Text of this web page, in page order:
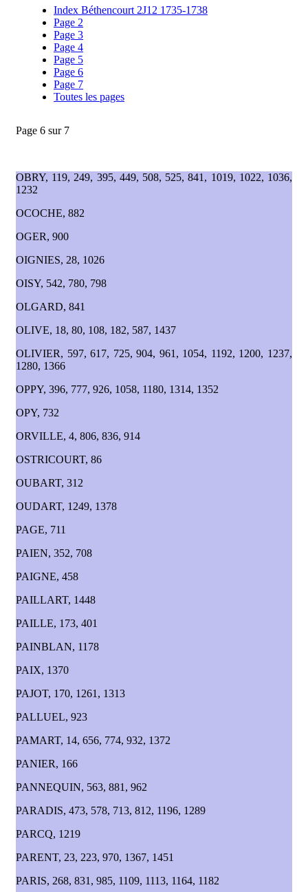
Index Béthencourt 2J12 1735-1738
Page 2
Page 3
Page 4
Page 5
Page 6
Page 7
Toutes les pages
Page 6 sur 7
OBRY, 119, 249, 395, 449, 508, 525, 841, 1019, 1022, 1036,
1232
OCOCHE, 882
OGER, 900
OIGNIES, 28, 1026
OISY, 542, 780, 798
OLGARD, 841
OLIVE, 18, 80, 108, 182, 587, 1437
OLIVIER, 597, 617, 725, 904, 961, 1054, 1192, 1200, 1237,
1280, 1366
OPPY, 396, 777, 926, 1058, 1180, 1314, 1352
OPY, 732
ORVILLE, 4, 806, 836, 914
OSTRICOURT, 86
OUBART, 312
OUDART, 1249, 1378
PAGE, 711
PAIEN, 352, 708
PAIGNE, 458
PAILLART, 1448
PAILLE, 173, 401
PAINBLAN, 1178
PAIX, 1370
PAJOT, 170, 1261, 1313
PALLUEL, 923
PAMART, 14, 656, 774, 932, 1372
PANIER, 166
PANNEQUIN, 563, 881, 962
PARADIS, 473, 578, 713, 812, 1196, 1289
PARCQ, 1219
PARENT, 23, 223, 970, 1367, 1451
PARIS, 268, 831, 985, 1109, 1113, 1164, 1182